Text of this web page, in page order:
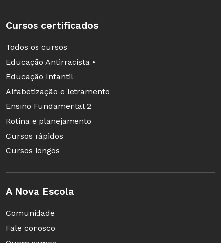
Cursos certificados
Todos os cursos
Educação Antirracista •
Educação Infantil
Alfabetização e letramento
Ensino Fundamental 2
Rotina e planejamento
Cursos rápidos
Cursos longos
A Nova Escola
Comunidade
Fale conosco